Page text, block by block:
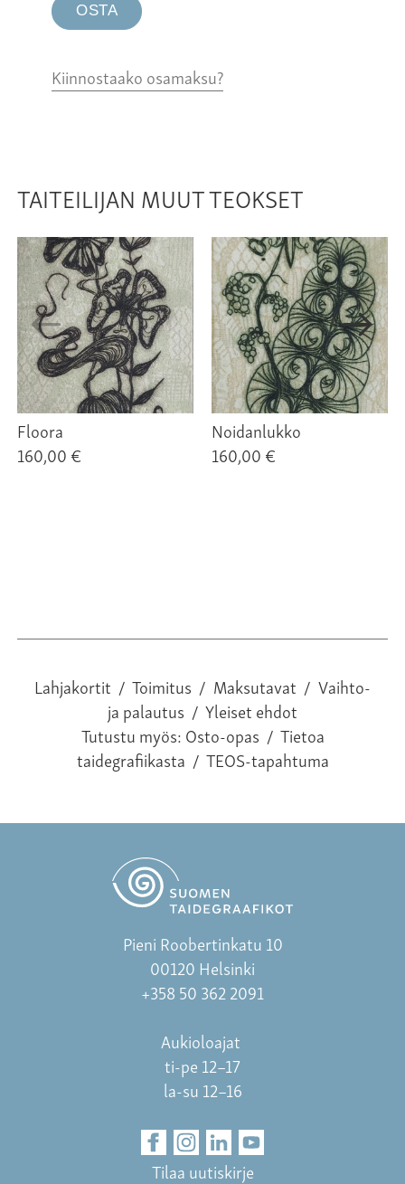
OSTA
Kiinnostaako osamaksu?
TAITEILIJAN MUUT TEOKSET
Floora
160,00 €
Noidanlukko
160,00 €
Lahjakortit / Toimitus / Maksutavat / Vaihto-
ja palautus / Yleiset ehdot
Tutustu myös:Osto-opas / Tietoa
taidegrafiikasta / TEOS-tapahtuma
Pieni Roobertinkatu 10
00120 Helsinki
+358 50 362 2091
Aukioloajat
ti-pe 12–17
la-su 12–16
Tilaa uutiskirje